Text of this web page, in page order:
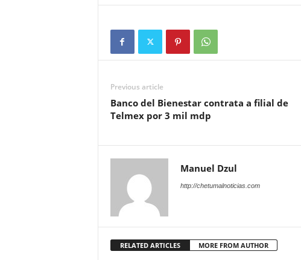
Previous article
Banco del Bienestar contrata a filial de
Telmex por 3 mil mdp
Manuel Dzul
http://chetumalnoticias.com
RELATED ARTICLES MORE FROM AUTHOR